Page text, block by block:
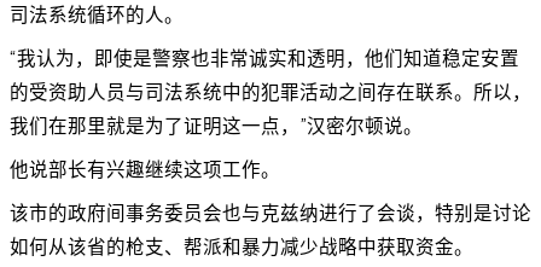
司法系统循环的人。
“我认为，即使是警察也非常诚实和透明，他们知道稳定安置
的受资助人员与司法系统中的犯罪活动之间存在联系。所以，
我们在那里就是为了证明这一点，”汉密尔顿说。
他说部长有兴趣继续这项工作。
该市的政府间事务委员会也与克兹纳进行了会谈，特别是讨论
如何从该省的枪支、帮派和暴力减少战略中获取资金。